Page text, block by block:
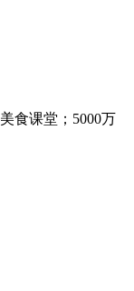
美食课堂； 5000万